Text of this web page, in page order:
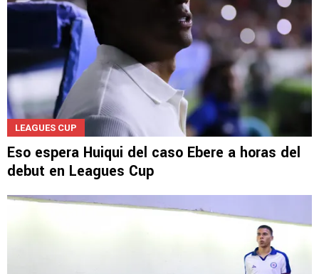
LEAGUES CUP
Eso espera Huiqui del caso Ebere a horas del
debut en Leagues Cup